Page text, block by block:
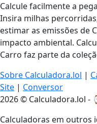
Calcule facilmente a
Insira milhas
estimar as emissões de
impacto ambiental.
Carro faz parte da
Sobre Calculadora.lol |
Site | Conversor
2026 © Calculadora.lol -
Calculadoras em outros